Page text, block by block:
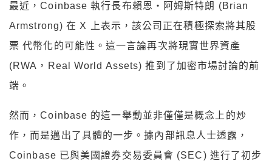
最近，Coinbase 執行長布賴恩・阿姆斯特朗 (Brian
Armstrong) 在 X 上表示，該公司正在積極探索將其股
票 代幣化的可能性。這一言論再次將現實世界資產
(RWA，Real World Assets) 推到了加密市場討論的前
端。
然而，Coinbase 的這一舉動並非僅僅是概念上的炒
作，而是邁出了具體的一步。據內部訊息人士透露，
Coinbase 已與美國證券交易委員會 (SEC) 進行了初步